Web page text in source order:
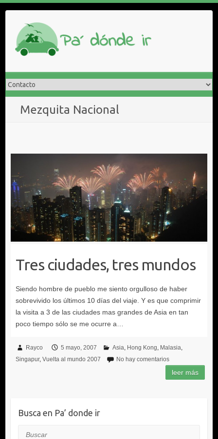
contenido
Mezquita Nacional
Tres ciudades, tres mundos
Rayco 5 mayo, 2007 Asia Hong Kong
Malasia
Singapur Vuelta al mundo 2007 No hay comentarios
Busca en Pa’ donde ir
Buscar